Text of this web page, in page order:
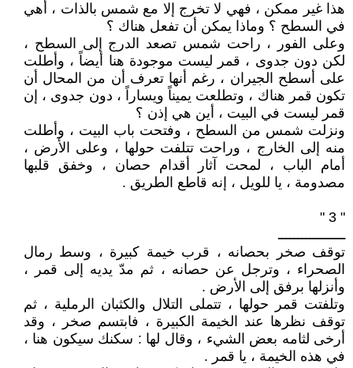
هذا غير ممكن ، فهي لا تخرج إلا مع شمس بالذات ، أهي
في السطح ؟ وماذا يمكن أن تفعل هناك ؟
وعلى الفور ، راحت شمس تصعد الدرج إلى السطح ،
لكن دون جدوى ، قمر ليست موجودة هنا أيضاً ، وأطلت
على أسطح الجيران ، رغم أنها تعرف أن من المحال أن
تكون قمر هناك ، وتطلعت يميناً ويساراً ، دون جدوى ، إن
قمر ليست في البيت ، أين هي إذن ؟
ونزلت شمس من السطح ، وفتحت باب البيت ، وأطلت
منه إلى الخارج ، وراحت تتلفت حولها ، وعلى الأرض ،
أمام الباب ، لمحت آثار أقدام حصان ، وخفق قلبها
مصدومة ، يا للويل ، إنه قاطع الطريق .
" 3 "
ـــــــــــــــــ
توقف صخر بحصانه ، قرب خيمة كبيرة ، وسط رمال
الصحراء ، وترجل عن حصانه ، ثم مدّ يديه إلى قمر ،
وأنزلها برفق إلى الأرض .
وتلفتت قمر حولها ، تتملى التلال والكثبان الرملية ، ثم
توقف نظرها عند الخيمة الكبيرة ، فابتسم صخر ، وقد
أرخى لثامه بعض الشيء ، وقال لها : سكنك سيكون هنا ،
في هذه الخيمة ، يا قمر .